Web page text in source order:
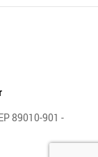
89010-901 -